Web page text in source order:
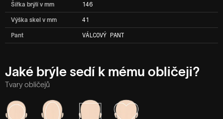
Šířka brýlí v mm 146
Výška skel v mm 41
Pant VÁLCOVÝ PANT
Jaké brýle sedí k mému obličeji?
Tvary obličejů